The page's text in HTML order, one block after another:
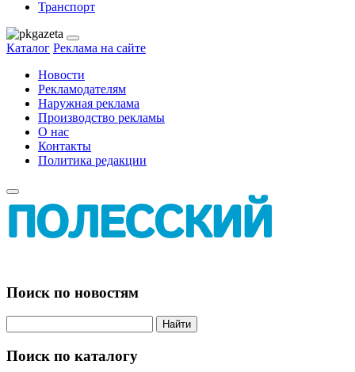
Транспорт
Каталог Реклама на сайте
Новости
Рекламодателям
Наружная реклама
Производство рекламы
О нас
Контакты
Политика редакции
Поиск по новостям
Найти
Поиск по каталогу